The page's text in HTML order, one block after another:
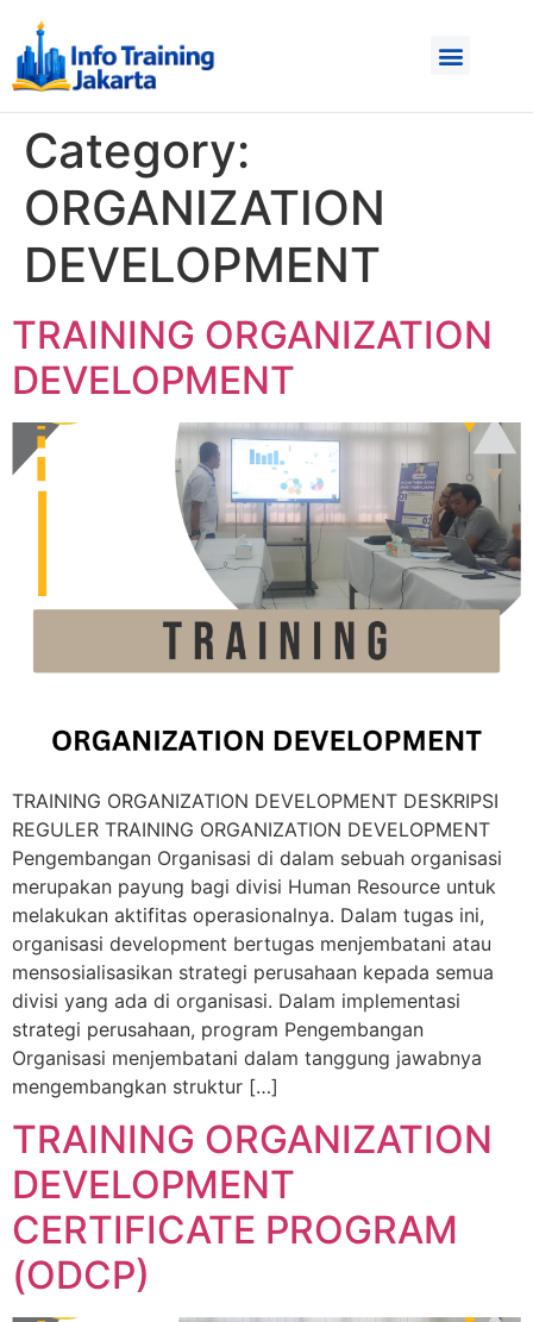
Category:
ORGANIZATION
DEVELOPMENT
TRAINING ORGANIZATION
DEVELOPMENT
TRAINING ORGANIZATION DEVELOPMENT DESKRIPSI
REGULER TRAINING ORGANIZATION DEVELOPMENT
Pengembangan Organisasi di dalam sebuah organisasi
merupakan payung bagi divisi Human Resource untuk
melakukan aktifitas operasionalnya. Dalam tugas ini,
organisasi development bertugas menjembatani atau
mensosialisasikan strategi perusahaan kepada semua
divisi yang ada di organisasi. Dalam implementasi
strategi perusahaan, program Pengembangan
Organisasi menjembatani dalam tanggung jawabnya
mengembangkan struktur […]
TRAINING ORGANIZATION
DEVELOPMENT
CERTIFICATE PROGRAM
(ODCP)